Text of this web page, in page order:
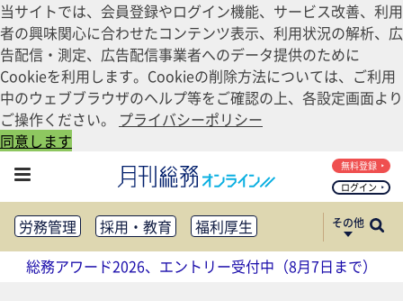
当サイトでは、会員登録やログイン機能、サービス改善、利用
者の興味関心に合わせたコンテンツ表示、利用状況の解析、広
告配信・測定、広告配信事業者へのデータ提供のために
Cookieを利用します。Cookieの削除方法については、ご利用
中のウェブブラウザのヘルプ等をご確認の上、各設定画面より
ご操作ください。 プライバシーポリシー
同意します
ログイン
無料登録
労務管理 採用・教育
福利厚生
健康経営
働き方改革
法務・コンプライアンス
その他
総務アワード2026、エントリー受付中（8月7日まで）